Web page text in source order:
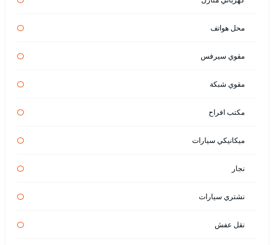
محل هواتف
مقوي سيرفس
مقوي شبكة
مكتب افراح
ميكانيكي سيارات
نجار
نشتري سيارات
نقل عفش